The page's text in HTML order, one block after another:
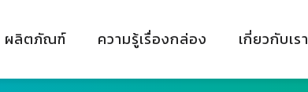
ผลิตภัณฑ์ ความรู้เรื่องกล่อง เกี่ยวกับเรา